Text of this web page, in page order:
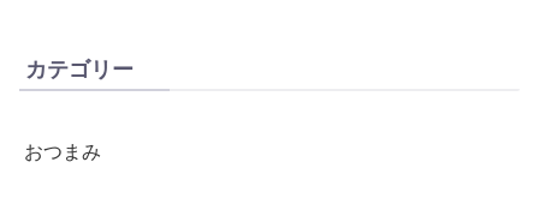
カテゴリー
おつまみ